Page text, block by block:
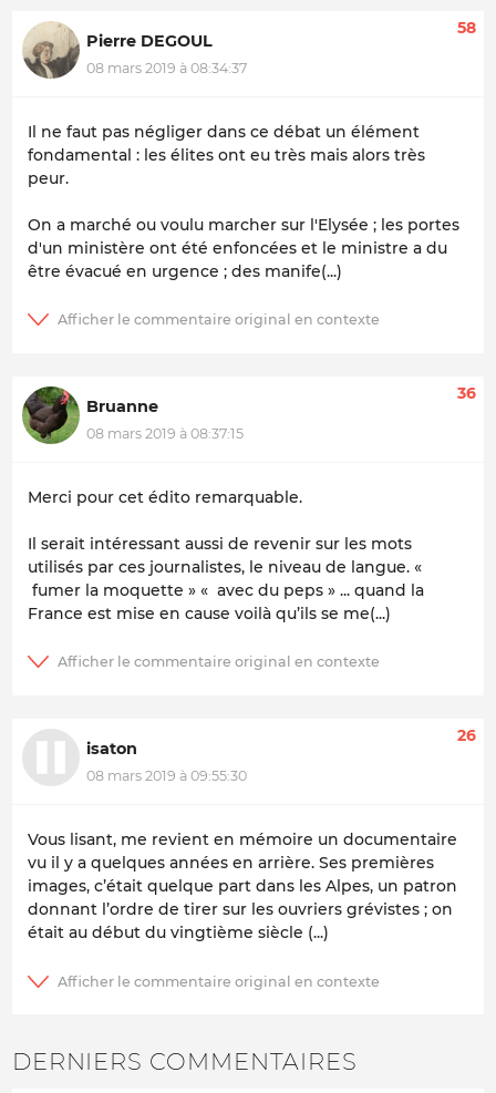
Pierre DEGOUL
08 mars 2019 à 08:34:37
58
Il ne faut pas négliger dans ce débat un élément
fondamental : les élites ont eu très mais alors très
peur.
On a marché ou voulu marcher sur l'Elysée ; les portes
d'un ministère ont été enfoncées et le ministre a du
être évacué en urgence ; des manife(...)
Bruanne
08 mars 2019 à 08:37:15
36
Merci pour cet édito remarquable.
Il serait intéressant aussi de revenir sur les mots
utilisés par ces journalistes, le niveau de langue. «
fumer la moquette » « avec du peps » ... quand la
France est mise en cause voilà qu’ils se me(...)
isaton
08 mars 2019 à 09:55:30
26
Vous lisant, me revient en mémoire un documentaire
vu il y a quelques années en arrière. Ses premières
images, c’était quelque part dans les Alpes, un patron
donnant l’ordre de tirer sur les ouvriers grévistes ; on
était au début du vingtième siècle (...)
DERNIERS COMMENTAIRES